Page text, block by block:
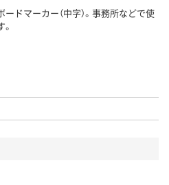
ドマーカー（中字）。事務所などで使